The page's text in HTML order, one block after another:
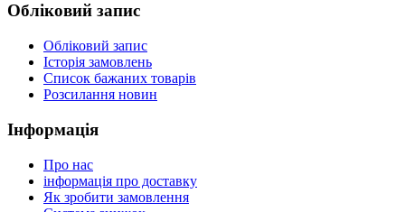
Обліковий запис
Обліковий запис
Історія замовлень
Список бажаних товарів
Розсилання новин
Інформація
Про нас
інформація про доставку
Як зробити замовлення